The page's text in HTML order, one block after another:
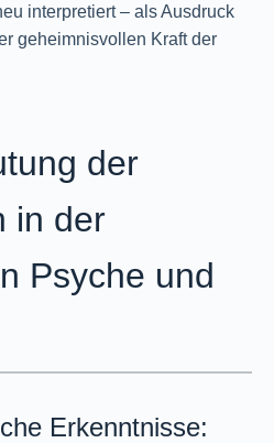
interpretiert – als Ausdruck
geheimnisvollen Kraft der
der
in der
Psyche und
Erkenntnisse: